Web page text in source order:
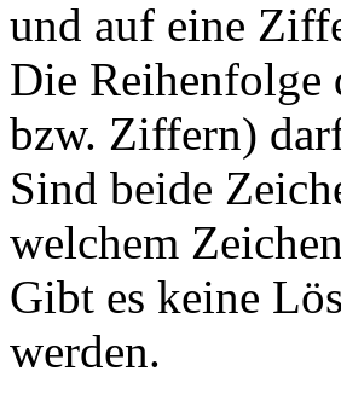
und auf eine
Die Reihenfolge
bzw. Ziffern)
Sind beide
welchem
Gibt es keine
werden.